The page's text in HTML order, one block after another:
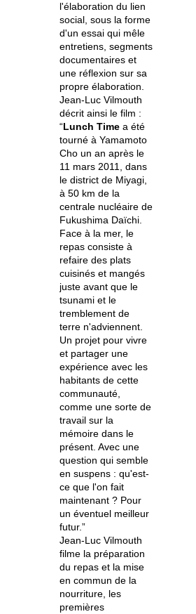
l'élaboration du lien
social, sous la forme
d'un essai qui mêle
entretiens, segments
documentaires et
une réflexion sur sa
propre élaboration.
Jean-Luc Vilmouth
décrit ainsi le film :
“Lunch Time a été
tourné à Yamamoto
Cho un an après le
11 mars 2011, dans
le district de Miyagi,
à 50 km de la
centrale nucléaire de
Fukushima Daïchi.
Face à la mer, le
repas consiste à
refaire des plats
cuisinés et mangés
juste avant que le
tsunami et le
tremblement de
terre n'adviennent.
Un projet pour vivre
et partager une
expérience avec les
habitants de cette
communauté,
comme une sorte de
travail sur la
mémoire dans le
présent. Avec une
question qui semble
en suspens : qu'est-
ce que l'on fait
maintenant ? Pour
un éventuel meilleur
futur.”
Jean-Luc Vilmouth
filme la préparation
du repas et la mise
en commun de la
nourriture, les
premières